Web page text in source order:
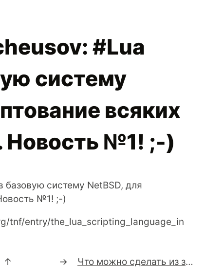
#Lua
систему
всяких
Новость №1! ;-)
систему NetBSD, для
№1! ;-)
tnf/entry/the_lua_scripting_language_in
↑ → Что можно сделать из зажигалок?